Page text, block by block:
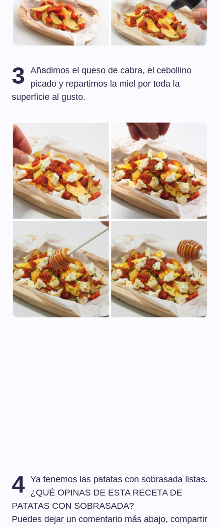
3
Añadimos el queso de cabra, el cebollino
picado y repartimos la miel por toda la
superficie al gusto.
4 Ya tenemos las patatas con sobrasada listas.
¿QUÉ OPINAS DE ESTA RECETA DE
PATATAS CON SOBRASADA?
Puedes dejar un comentario más abajo, compartir